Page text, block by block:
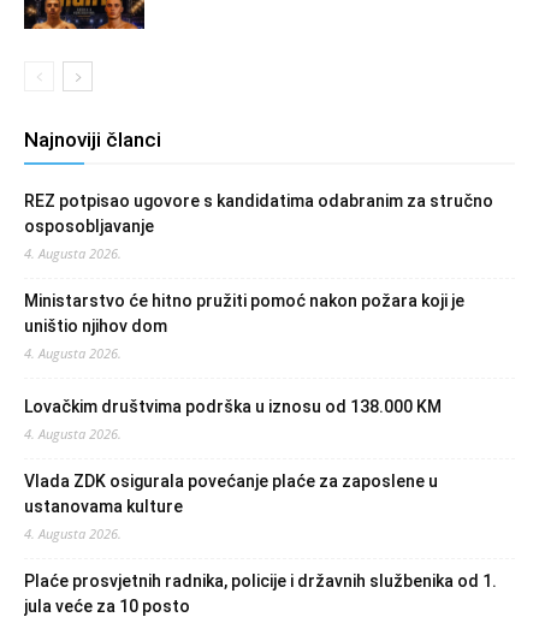
Najnoviji članci
REZ potpisao ugovore s kandidatima odabranim za stručno
osposobljavanje
4. Augusta 2026.
Ministarstvo će hitno pružiti pomoć nakon požara koji je
uništio njihov dom
4. Augusta 2026.
Lovačkim društvima podrška u iznosu od 138.000 KM
4. Augusta 2026.
Vlada ZDK osigurala povećanje plaće za zaposlene u
ustanovama kulture
4. Augusta 2026.
Plaće prosvjetnih radnika, policije i državnih službenika od 1.
jula veće za 10 posto